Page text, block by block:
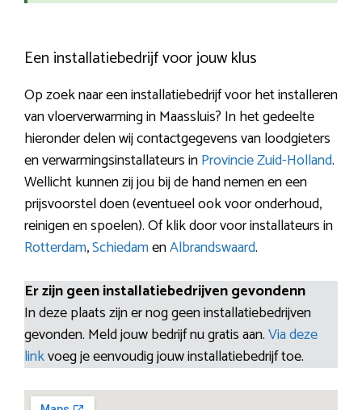
Een installatiebedrijf voor jouw klus
Op zoek naar een installatiebedrijf voor het installeren
van vloerverwarming in Maassluis? In het gedeelte
hieronder delen wij contactgegevens van loodgieters
en verwarmingsinstallateurs inProvincie Zuid-Holland.
Wellicht kunnen zij jou bij de hand nemen en een
prijsvoorstel doen (eventueel ook voor onderhoud,
reinigen en spoelen). Of klik door voor installateurs in
Rotterdam,SchiedamenAlbrandswaard.
Er zijn geen installatiebedrijven gevondenn
In deze plaats zijn er nog geen installatiebedrijven
gevonden. Meld jouw bedrijf nu gratis aan.Via deze
linkvoeg je eenvoudig jouw installatiebedrijf toe.